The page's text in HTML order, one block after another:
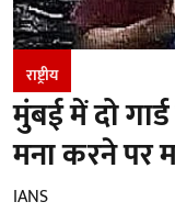
राष्ट्रीय
मुंबई में दो
मना करने पर
IANS